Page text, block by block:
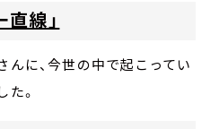
線」
に、今世の中で起こってい
。